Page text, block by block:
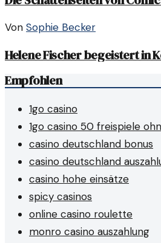
Von Sophie Becker
Helene Fischer begeistert in
Empfohlen
1go casino
1go casino 50 freispiele
casino deutschland bonus
casino deutschland
casino hohe einsätze
spicy casinos
online casino roulette
monro casino auszahlung